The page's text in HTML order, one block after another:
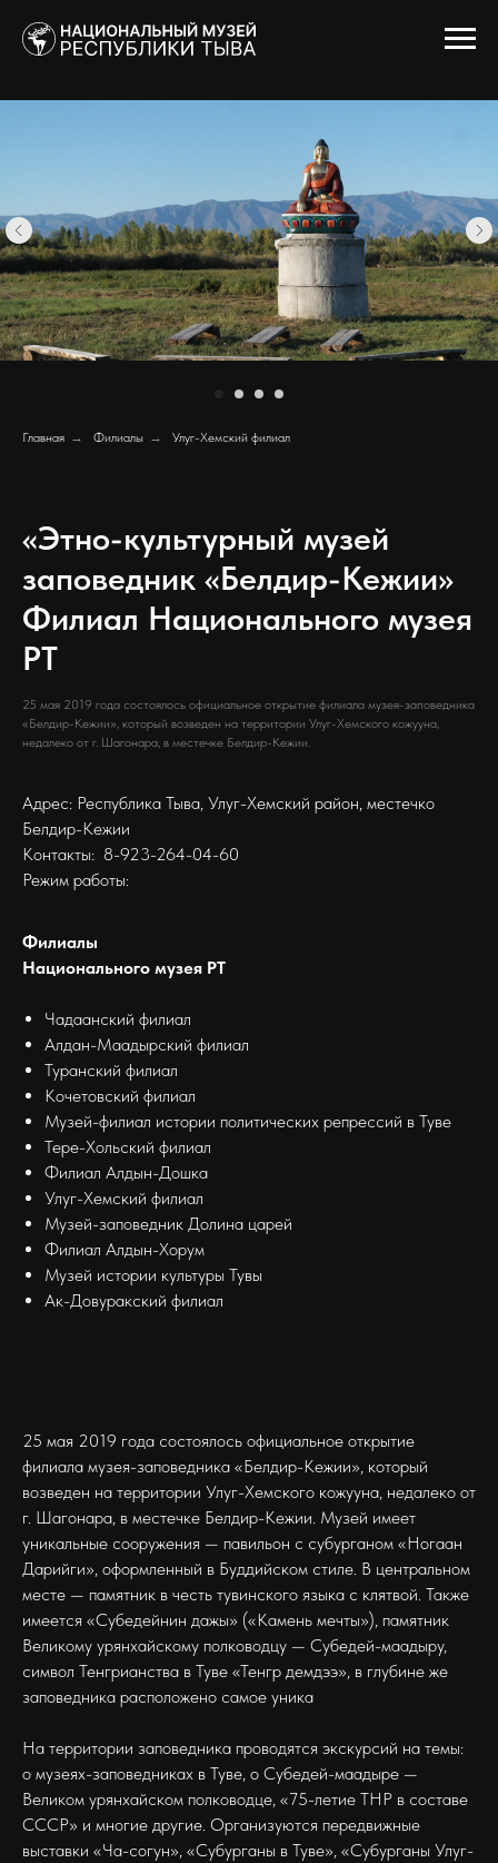
Главная → Филиалы → Улуг-Хемский филиал
«Этно-культурный музей
заповедник «Белдир-Кежии»
Филиал Национального музея
РТ
25 мая 2019 года состоялось официальное открытие филиала музея-заповедника
«Белдир-Кежии», который возведен на территории Улуг-Хемского кожууна,
недалеко от г. Шагонара, в местечке Белдир-Кежии.
Адрес: Республика Тыва, Улуг-Хемский район, местечко
Белдир-Кежии
Контакты: 8-923-264-04-60
Режим работы:
Филиалы
Национального музея РТ
Чадаанский филиал
Алдан-Маадырский филиал
Туранский филиал
Кочетовский филиал
Музей-филиал истории политических репрессий в Туве
Тере-Хольский филиал
Филиал Алдын-Дошка
Улуг-Хемский филиал
Музей-заповедник Долина царей
Филиал Алдын-Хорум
Музей истории культуры Тувы
Ак-Довуракский филиал
25 мая 2019 года состоялось официальное открытие
филиала музея-заповедника «Белдир-Кежии», который
возведен на территории Улуг-Хемского кожууна, недалеко от
г. Шагонара, в местечке Белдир-Кежии. Музей имеет
уникальные сооружения — павильон с субурганом «Ногаан
Дарийги», оформленный в Буддийском стиле. В центральном
месте — памятник в честь тувинского языка с клятвой. Также
имеется «Субедейнин дажы» («Камень мечты»), памятник
Великому урянхайскому полководцу — Субедей-маадыру,
символ Тенгрианства в Туве «Тенгр демдээ», в глубине же
заповедника расположено самое уника
На территории заповедника проводятся экскурсий на темы:
о музеях-заповедниках в Туве, о Субедей-маадыре —
Великом урянхайском полководце, «75-летие ТНР в составе
СССР» и многие другие. Организуются передвижные
выставки «Ча-согун», «Субурганы в Туве», «Субурганы Улуг-